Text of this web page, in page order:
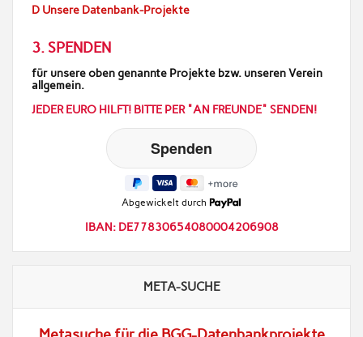
D Unsere Datenbank-Projekte
3. SPENDEN
für unsere oben genannte Projekte bzw. unseren Verein
allgemein.
JEDER EURO HILFT! BITTE PER "AN FREUNDE" SENDEN!
Abgewickelt durch
IBAN: DE77830654080004206908
META-SUCHE